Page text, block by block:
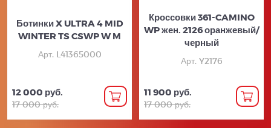
Ботинки X ULTRA 4 MID
WINTER TS CSWP W M
Арт. L41365000
12 000 руб.
17 000 руб.
Кроссовки 361-CAMINO
WP жен. 2126 оранжевый/
черный
Арт. Y2176
11 900 руб.
17 000 руб.